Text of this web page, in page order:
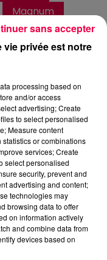
Magnum
Meuse
19/12/2025 -
19/12/2025 -
vie privée est notre
processing based on
and/or access
advertising; Create
to select personalised
Measure content
or combinations
services; Create
select personalised
security, prevent and
advertising and content;
technologies may
browsing data to offer
on information actively
and combine data from
devices based on
sans accepter